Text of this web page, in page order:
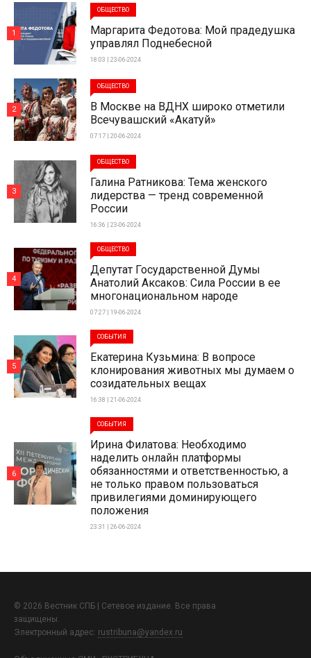
ОБЩЕСТВО
Маргарита Федотова: Мой прадедушка
управлял Поднебесной
18:03 | 23-06-2024
1
ОБЩЕСТВО
В Москве на ВДНХ широко отметили
Всечувашский «Акатуй»
07:17 | 20-06-2024
2
ОБЩЕСТВО
Галина Ратникова: Тема женского
лидерства — тренд современной
России
16:36 | 23-06-2024
3
ОБЩЕСТВО
Депутат Государственной Думы
Анатолий Аксаков: Сила России в ее
многонациональном народе
07:27 | 19-06-2024
4
СОБЫТИЯ
Екатерина Кузьмина: В вопросе
клонирования животных мы думаем о
созидательных вещах
16:38 | 21-06-2024
5
СОБЫТИЯ
Ирина Филатова: Необходимо
наделить онлайн платформы
обязанностями и ответственностью, а
не только правом пользоваться
привилегиями доминирующего
положения
23:31 | 26-06-2024
6
© 2026 Вестник СПБ | Сетевое издание. Все права
защищены.
Электронный адрес: rustribuna@yandex.ru